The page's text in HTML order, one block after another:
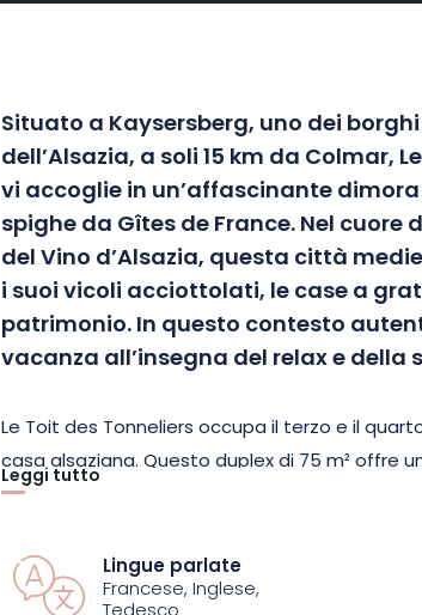
Situato a Kaysersberg, uno dei
dell’Alsazia, a soli 15 km da Colmar,
vi accoglie in un’affascinante
spighe da Gîtes de France. Nel
del Vino d’Alsazia, questa città
i suoi vicoli acciottolati, le case a
patrimonio. In questo contesto
vacanza all’insegna del relax e della
Le Toit des Tonneliers occupa il terzo e il
casa alsaziana. Questo duplex di 75 m² offre
magnifico paesaggio medievale del paese e
gusto, tra cui una camera matrimoniale, una
singola. Il bagno è dotato di doccia, due lavabi
Leggi tutto
Lingue parlate
Francese, Inglese,